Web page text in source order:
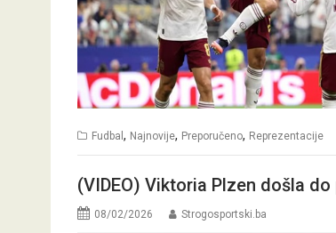
Fudbal , Najnovije, Preporučeno, Reprezentacije
(VIDEO) Viktoria Plzen došla
08/02/2026 Strogosportski.ba